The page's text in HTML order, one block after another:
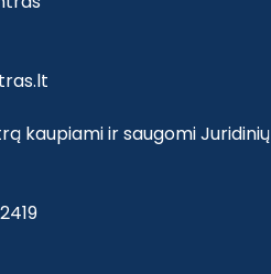
kaupiami ir saugomi Juridinių